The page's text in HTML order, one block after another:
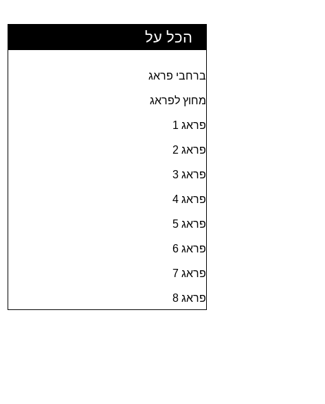
הכל על
ברחבי פראג
מחוץ לפראג
פראג 1
פראג 2
פראג 3
פראג 4
פראג 5
פראג 6
פראג 7
פראג 8